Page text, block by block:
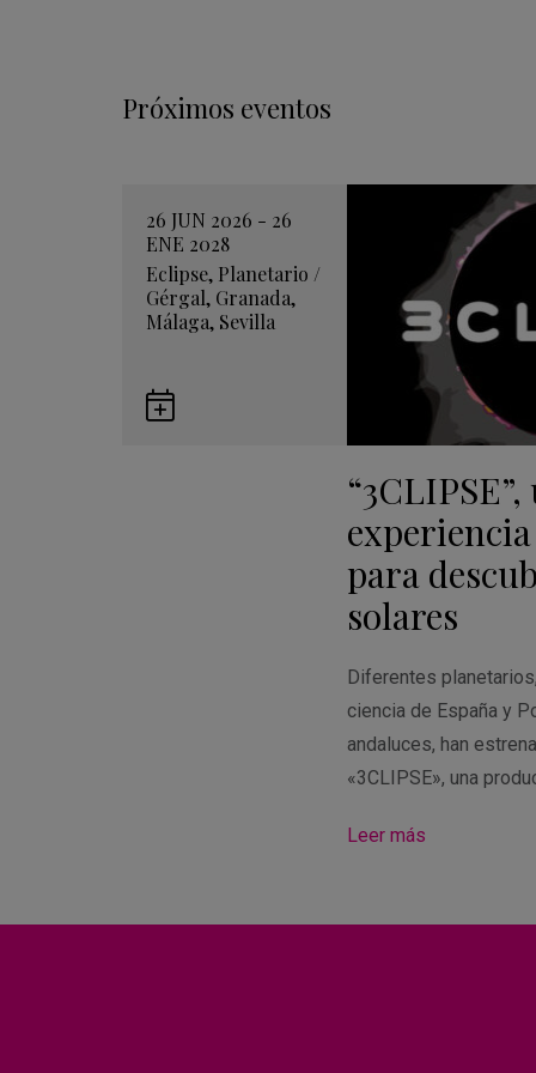
Próximos eventos
26 JUN 2026 - 26
ENE 2028
Eclipse, Planetario /
Gérgal, Granada,
Málaga, Sevilla
para
solares
Diferentes
ciencia de España y
andaluces, han
«3CLIPSE», una
Leer más